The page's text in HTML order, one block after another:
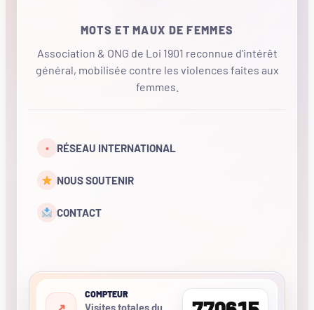
MOTS ET MAUX DE FEMMES
Association & ONG de Loi 1901 reconnue d'intérêt
général, mobilisée contre les violences faites aux
femmes.
• RÉSEAU INTERNATIONAL
NOUS SOUTENIR
CONTACT
COMPTEUR
Visites totales du